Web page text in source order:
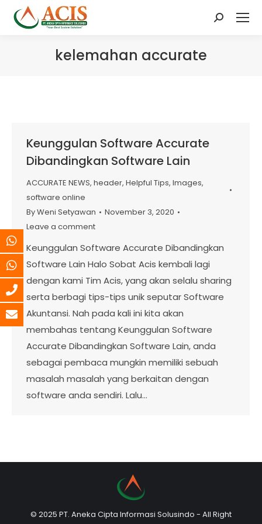
Search:
kelemahan accurate
Keunggulan Software Accurate
Dibandingkan Software Lain
ACCURATE NEWS, header, Helpful Tips, Images,
software online
ByWeni Setyawan
November 3, 2020
Leave a comment
Keunggulan Software Accurate Dibandingkan
Software Lain Halo Sobat Acis kembali lagi
dengan kami Tim Acis, yang akan selalu sharing
serta berbagi tips-tips unik seputar Software
Akuntansi. Nah pada kali ini kita akan
membahas tentang Keunggulan Software
Accurate Dibandingkan Software Lain, anda
sebagai pembaca mungkin memiliki sebuah
masalah masalah yang berkaitan dengan
software anda sendiri. Lalu…
© 2025 PT. Aneka Cipta Informasi Solusindo - All Right